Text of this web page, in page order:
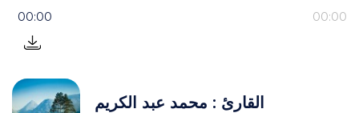
00:00 00:00
القارئ : محمد عبد الكريم